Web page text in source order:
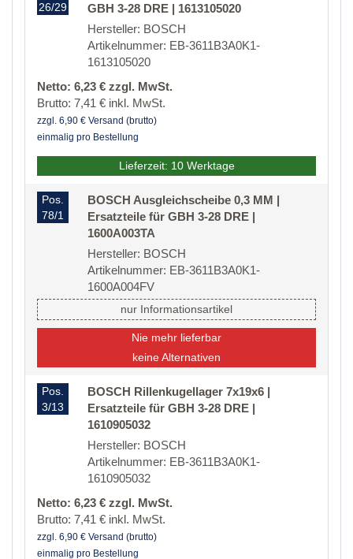
26/29
GBH 3-28 DRE | 1613105020
Hersteller: BOSCH
Artikelnummer: EB-3611B3A0K1-
1613105020
Netto: 6,23 € zzgl. MwSt.
Brutto: 7,41 € inkl. MwSt.
zzgl. 6,90 € Versand (brutto)
einmalig pro Bestellung
Lieferzeit: 10 Werktage
Pos.
78/1
BOSCH Ausgleichscheibe 0,3 MM |
Ersatzteile für GBH 3-28 DRE |
1600A003TA
Hersteller: BOSCH
Artikelnummer: EB-3611B3A0K1-
1600A004FV
nur Informationsartikel
Nie mehr lieferbar
keine Alternativen
Pos.
3/13
BOSCH Rillenkugellager 7x19x6 |
Ersatzteile für GBH 3-28 DRE |
1610905032
Hersteller: BOSCH
Artikelnummer: EB-3611B3A0K1-
1610905032
Netto: 6,23 € zzgl. MwSt.
Brutto: 7,41 € inkl. MwSt.
zzgl. 6,90 € Versand (brutto)
einmalig pro Bestellung